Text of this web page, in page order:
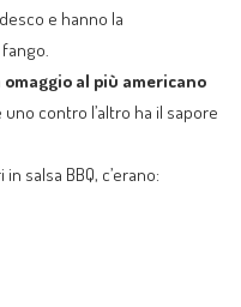
e hanno la
al più americano
contro l’altro ha il sapore
salsa BBQ, c’erano: